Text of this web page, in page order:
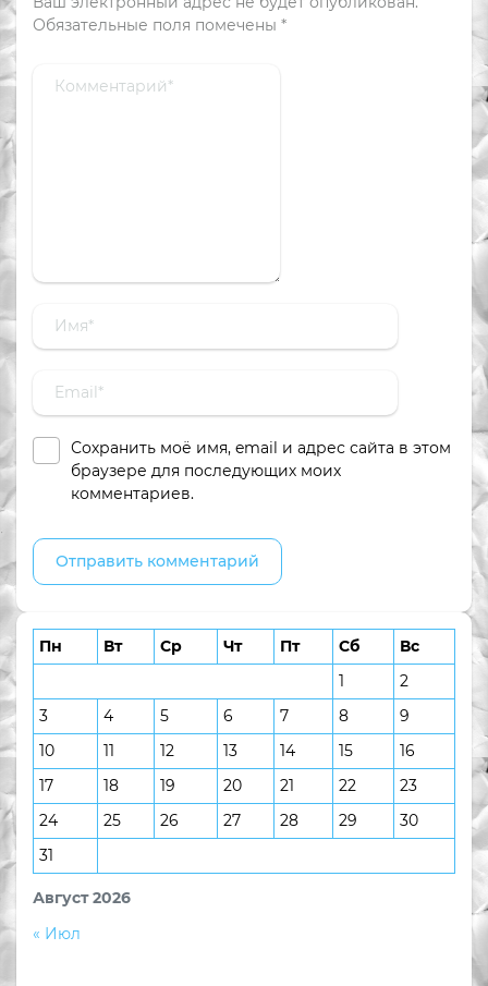
Обязательные поля помечены *
Сохранить моё имя, email и адрес сайта в этом
браузере для последующих моих
комментариев.
Август 2026
Пн Вт Ср Чт Пт Сб
Вс
1
2
3
4 5 6 7 8
9
10
11 12 13 14 15
16
17
18 19 20 21 22
23
24
25 26 27 28 29
30
31
« Июл